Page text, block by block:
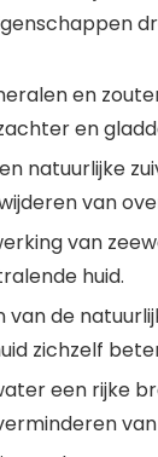
en
en
natuurlijke
van
van
huid.
van de
zichzelf
een rijke